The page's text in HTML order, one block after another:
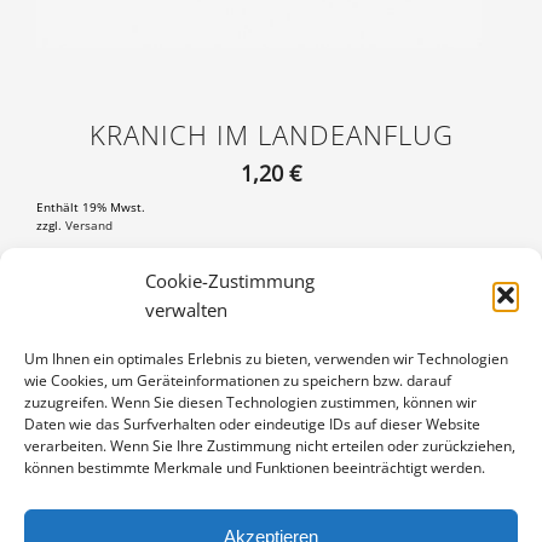
Cookie-Zustimmung
verwalten
Um Ihnen ein optimales Erlebnis zu bieten, verwenden wir Technologien
wie Cookies, um Geräteinformationen zu speichern bzw. darauf
zuzugreifen. Wenn Sie diesen Technologien zustimmen, können wir
Daten wie das Surfverhalten oder eindeutige IDs auf dieser Website
verarbeiten. Wenn Sie Ihre Zustimmung nicht erteilen oder zurückziehen,
können bestimmte Merkmale und Funktionen beeinträchtigt werden.
Akzeptieren
KRANICH IM LANDEANFLUG
1,20 €
Enthält 19% Mwst.
zzgl. Versand
LANDEANFLUG
MENGE
IN DEN WARENKORB
Artikelnummer:PK-1110-0372
Kategorie: Kraniche